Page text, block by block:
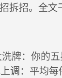
拆招。全文
牌：你的
调：平均每